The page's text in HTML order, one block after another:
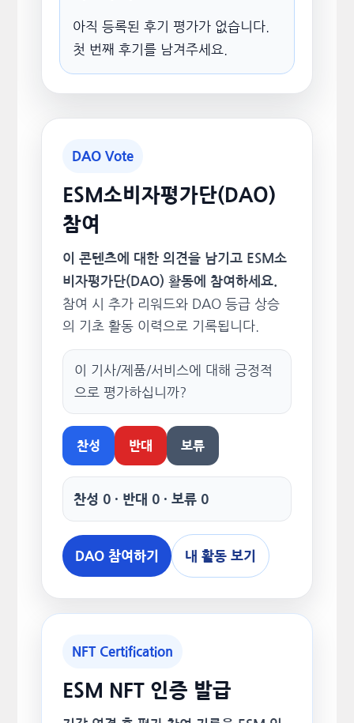
아직 등록된 후기 평가가 없습니다.
첫 번째 후기를 남겨주세요.
DAO Vote
ESM소비자평가단(DAO)
참여
이 콘텐츠에 대한 의견을 남기고 ESM소
비자평가단(DAO) 활동에 참여하세요.
참여 시 추가 리워드와 DAO 등급 상승
의 기초 활동 이력으로 기록됩니다.
이 기사/제품/서비스에 대해 긍정적
으로 평가하십니까?
찬성 반대 보류
찬성 0 · 반대 0 · 보류 0
DAO 참여하기 내 활동 보기
NFT Certification
ESM NFT 인증 발급